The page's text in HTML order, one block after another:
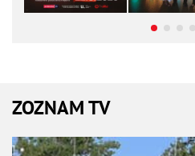
ZOZNAM TV